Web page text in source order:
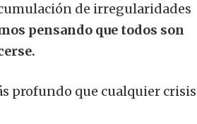
de irregularidades
pensando que todos son
profundo que cualquier crisis